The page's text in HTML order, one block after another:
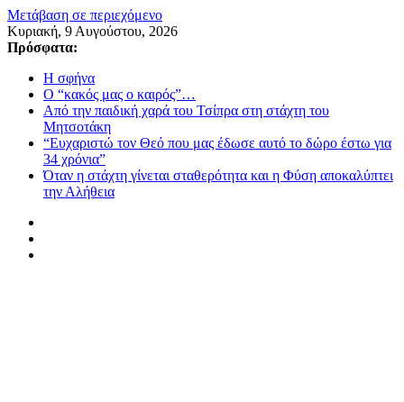
Μετάβαση σε περιεχόμενο
Κυριακή, 9 Αυγούστου, 2026
Πρόσφατα:
Η σφήνα
Ο “κακός μας ο καιρός”…
Από την παιδική χαρά του Τσίπρα στη στάχτη του
Μητσοτάκη
“Ευχαριστώ τον Θεό που μας έδωσε αυτό το δώρο έστω για
34 χρόνια”
Όταν η στάχτη γίνεται σταθερότητα και η Φύση αποκαλύπτει
την Αλήθεια